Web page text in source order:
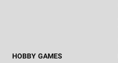
HOBBY GAMES